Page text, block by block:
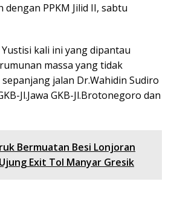
PPKM Jilid II, sabtu
kali ini yang dipantau
massa yang tidak
jalan Dr.Wahidin Sudiro
Jl.Jawa GKB-Jl.Brotonegoro dan
Bermuatan Besi Lonjoran
Exit Tol Manyar Gresik